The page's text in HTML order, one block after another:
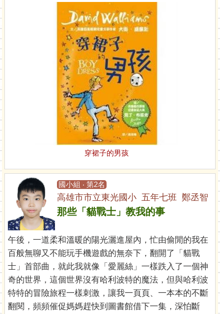
穿裙子的男孩
國小組 ‧ 第2名
高雄市市立東光國小 五年七班 鄭丞智
那些「貓戰士」教我的事
午後，一道柔和溫暖的陽光灑進屋內，忙由偷閒的我在
百般無聊又不能玩手機遊戲的無奈下，翻開了「貓戰
士」首部曲，就此我就像「愛麗絲」一樣跌入了一個神
奇的世界，這個世界沒有哈利波特的魔法，但與哈利波
特特的冒險旅程一樣刺激，讓我一頁頁、一本本的不斷
翻閱，頻頻催促媽媽趕快到圖書館借下一集，深怕斷